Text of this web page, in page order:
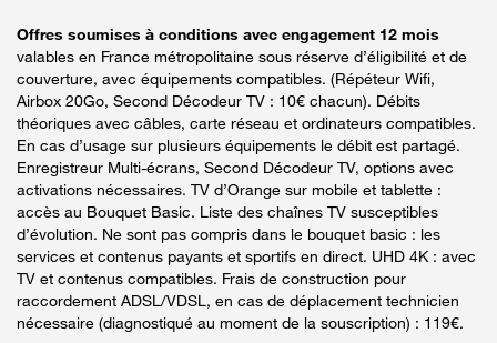
Offres soumises à conditions avec engagement 12 mois
valables en France métropolitaine sous réserve d’éligibilité et de
couverture, avec équipements compatibles. (Répéteur Wifi,
Airbox 20Go, Second Décodeur TV : 10€ chacun). Débits
théoriques avec câbles, carte réseau et ordinateurs compatibles.
En cas d’usage sur plusieurs équipements le débit est partagé.
Enregistreur Multi-écrans, Second Décodeur TV, options avec
activations nécessaires. TV d’Orange sur mobile et tablette :
accès au Bouquet Basic. Liste des chaînes TV susceptibles
d’évolution. Ne sont pas compris dans le bouquet basic : les
services et contenus payants et sportifs en direct. UHD 4K : avec
TV et contenus compatibles. Frais de construction pour
raccordement ADSL/VDSL, en cas de déplacement technicien
nécessaire (diagnostiqué au moment de la souscription) : 119€.